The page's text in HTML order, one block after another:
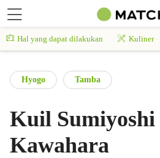
Hal yang dapat dilakukan Kuliner
Hyogo Tamba
Kuil
Kawahara